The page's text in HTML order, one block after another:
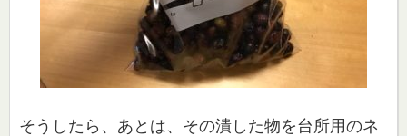
そうしたら、あとは、その潰した物を台所用のネ